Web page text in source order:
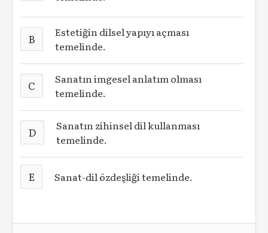
B
Estetiğin dilsel yapıyı açması
temelinde.
C
Sanatın imgesel anlatım olması
temelinde.
D
Sanatın zihinsel dil kullanması
temelinde.
E Sanat-dil özdeşliği temelinde.